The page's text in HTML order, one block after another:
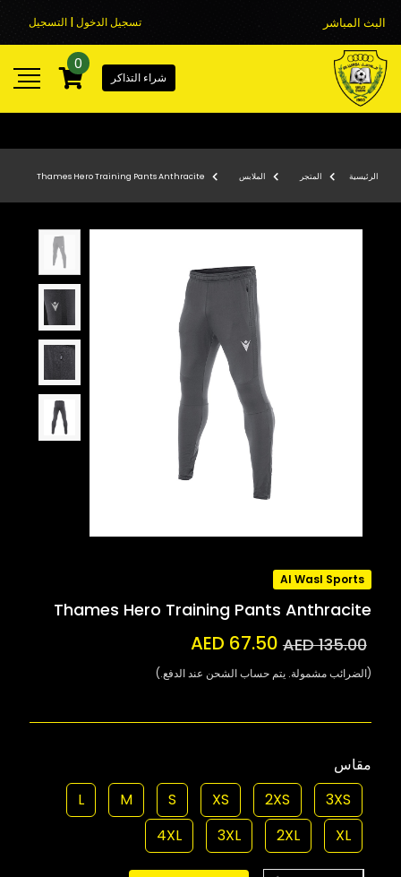
البث المباشر تسجيل الدخول | التسجيل
شراء التذاكر
0
الرئيسية المتجر الملابس Thames Hero Training Pants Anthracite
Al Wasl Sports
Thames Hero Training Pants Anthracite
AED 135.00
AED 67.50
(الضرائب مشمولة. يتم حساب الشحن عند الدفع.)
مقاس
3XS
2XS
XS
S
M
L
XL
2XL
3XL
4XL